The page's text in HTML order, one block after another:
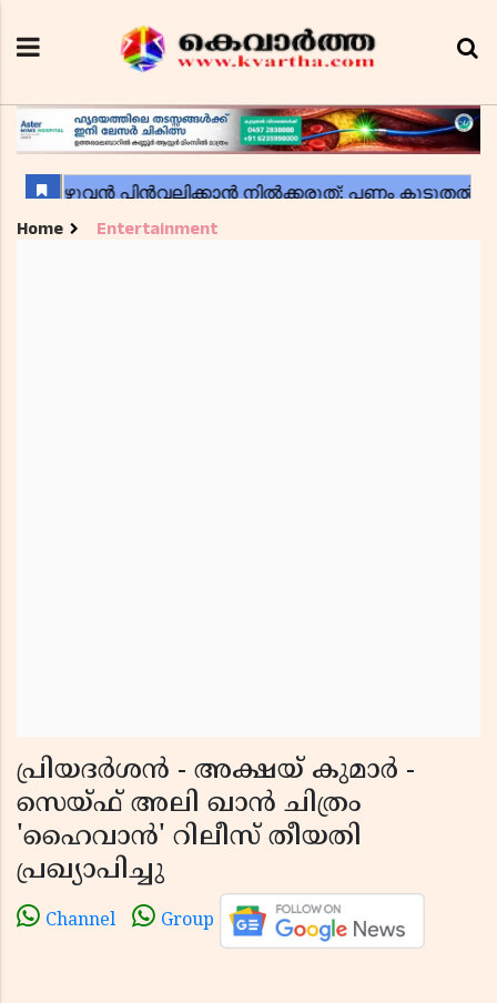
Home Entertainment
പ്രിയദർശൻ - അക്ഷയ് കുമാർ -
സെയ്ഫ് അലി ഖാൻ ചിത്രം
'ഹൈവാൻ' റിലീസ് തീയതി
പ്രഖ്യാപിച്ചു
Channel Group